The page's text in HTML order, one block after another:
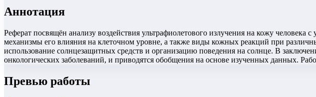
Аннотация
Реферат посвящён анализу воздействия ультрафиолетового излучения на кожу
механизмы его влияния на клеточном уровне, а также виды кожных реакций при
использование солнцезащитных средств и организацию поведения на солнце. В
онкологических заболеваний, и приводятся обобщения на основе изученных данных.
Превью работы